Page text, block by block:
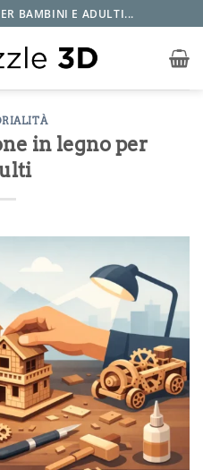
BAMBINI E ADULTI...
in legno per